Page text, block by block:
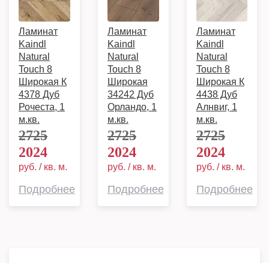
Ламинат
Kaindl
Natural
Touch 8
Широкая К
4378 Дуб
Рочеста, 1
м.кв.
2725
2024
руб. / кв. м.
Подробнее
Ламинат
Kaindl
Natural
Touch 8
Широкая
34242 Дуб
Орландо, 1
м.кв.
2725
2024
руб. / кв. м.
Подробнее
Ламинат
Kaindl
Natural
Touch 8
Широкая К
4438 Дуб
Алнвиг, 1
м.кв.
2725
2024
руб. / кв. м.
Подробнее